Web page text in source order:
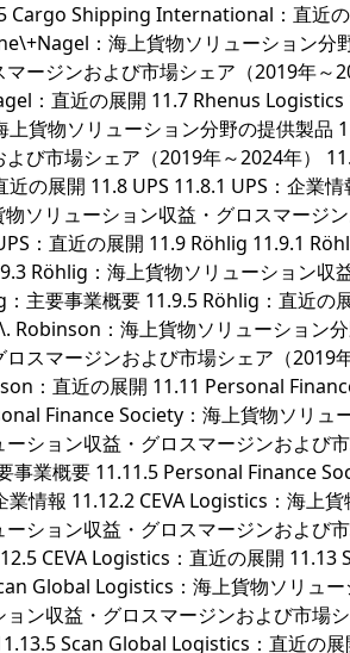
Cargo Shipping International：直近
：海上貨物ソリューション
マージンおよび市場シェア（2019年
：直近の展開 11.7 Rhenus
貨物ソリューション分野の提供製品
よび市場シェア（2019年～2024年）
の展開 11.8 UPS 11.8.1 UPS：企業
物ソリューション収益・グロスマージ
：直近の展開 11.9 Röhlig 11.9.1
Röhlig：海上貨物ソリューション収
：主要事業概要 11.9.5 Röhlig：直近
Robinson：海上貨物ソリューション
ロスマージンおよび市場シェア（
：直近の展開 11.11 Personal
Finance Society：海上貨物ソリ
ーション収益・グロスマージンおよび
事業概要 11.11.5 Personal Finance
情報 11.12.2 CEVA Logistics：海上
ション収益・グロスマージンおよび
CEVA Logistics：直近の展開
Global Logistics：海上貨物ソリュ
ョン収益・グロスマージンおよび市場
Scan Global Logistics：直近の